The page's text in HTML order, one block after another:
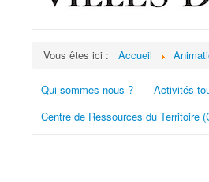
Vous êtes ici : Accueil
Qui sommes nous ? Activités
Centre de Ressources du Territoire